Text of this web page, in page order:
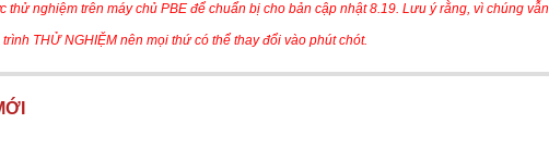
nghiệm trên máy chủ PBE để chuẩn bị cho bản cập nhật 8.19. Lưu ý rằng, vì chúng vẫn
THỬ NGHIỆM nên mọi thứ có thể thay đổi vào phút chót.